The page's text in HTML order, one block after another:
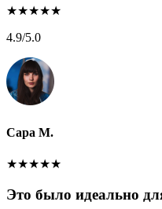
★★★★★
4.9/5.0
Сара М.
★★★★★
Это было идеально